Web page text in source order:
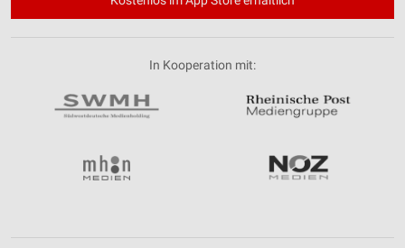
In Kooperation mit: